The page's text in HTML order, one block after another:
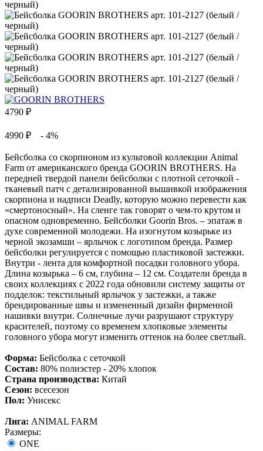
4790 ₽
4990 ₽ - 4%
Бейсболка со скорпионом из культовой коллекции Animal
Farm от американского бренда GOORIN BROTHERS. На
передней твердой панели бейсболки с плотной сеточкой -
тканевый патч с детализированной вышивкой изображения
скорпиона и надписи Deadly, которую можно перевести как
«смертоносный». На сленге так говорят о чем-то крутом и
опасном одновременно. Бейсболки Goorin Bros. – эпатаж в
духе современной молодежи. На изогнутом козырьке из
черной экозамши – ярлычок с логотипом бренда. Размер
бейсболки регулируется с помощью пластиковой застежки.
Внутри - лента для комфортной посадки головного убора.
Длина козырька – 6 см, глубина – 12 см. Создатели бренда в
своих коллекциях с 2022 года обновили систему защиты от
подделок: текстильный ярлычок у застежки, а также
брендированные швы и измененный дизайн фирменной
нашивки внутри. Солнечные лучи разрушают структуру
красителей, поэтому со временем хлопковые элементы
головного убора могут изменить оттенок на более светлый.
Форма: Бейсболка с сеточкой
Состав: 80% полиэстер - 20% хлопок
Страна производства: Китай
Сезон: всесезон
Пол: Унисекс
Лига: ANIMAL FARM
Размеры:
ONE